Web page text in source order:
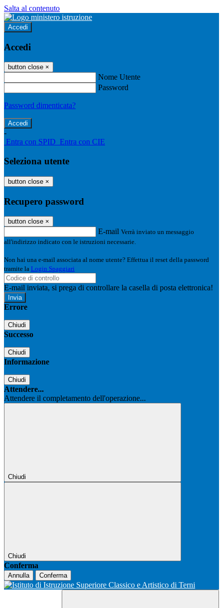
Salta al contenuto
Accedi
Accedi
button close ×
Nome Utente
Password
Password dimenticata?
-
Entra con SPID Entra con CIE
Seleziona utente
button close ×
Recupero password
button close ×
E-mail Verrà inviato un messaggio
all'indirizzo indicato con le istruzioni necessarie.
Non hai una e-mail associata al nome utente? Effettua il reset della password
tramite la Login Spaggiari
E-mail inviata, si prega di controllare la casella di posta elettronica!
Errore
Chiudi
Successo
Chiudi
Informazione
Chiudi
Attendere...
Attendere il completamento dell'operazione...
Chiudi
Chiudi
Conferma
Annulla Conferma